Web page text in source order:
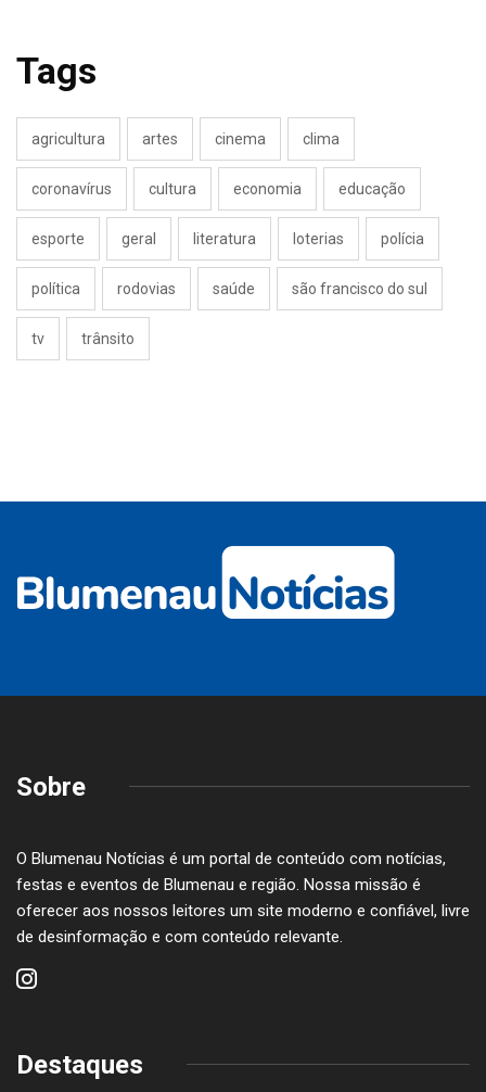
Tags
agricultura artes cinema clima
coronavírus cultura economia educação
esporte geral literatura loterias polícia
política rodovias saúde são francisco do sul
tv trânsito
Sobre
O Blumenau Notícias é um portal de conteúdo com notícias,
festas e eventos de Blumenau e região. Nossa missão é
oferecer aos nossos leitores um site moderno e confiável, livre
de desinformação e com conteúdo relevante.
Destaques